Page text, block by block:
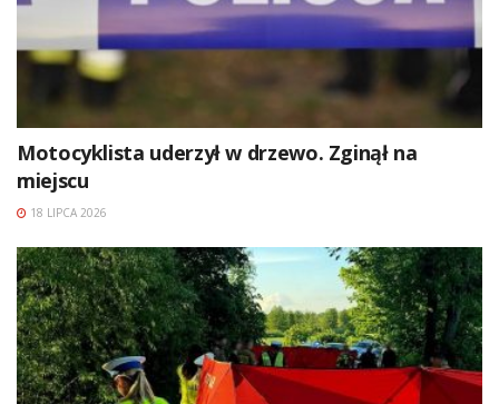
Motocyklista uderzył w drzewo. Zginął na
miejscu
18 LIPCA 2026